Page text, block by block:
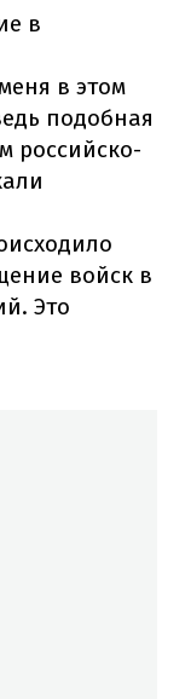
в
в этом
подобная
российско-
войск в
Это